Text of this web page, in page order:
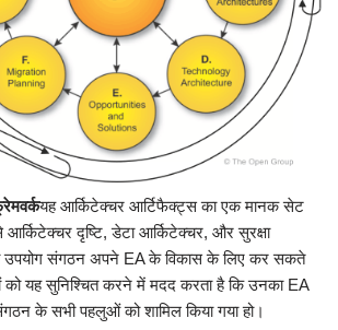
यह आर्किटेक्चर आर्टिफैक्ट्स का एक मानक सेट
दृष्टि, डेटा आर्किटेक्चर, और सुरक्षा
उपयोग संगठन अपने EA के विकास के लिए कर सकते
को यह सुनिश्चित करने में मदद करता है कि उनका EA
के सभी पहलुओं को शामिल किया गया हो।